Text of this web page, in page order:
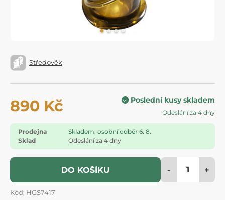
Středověk
890 Kč Poslední kusy skladem
Odeslání za 4 dny
Prodejna
Skladem, osobní odběr 6. 8.
Sklad
Odeslání za 4 dny
DO KOŠÍKU - +
Kód: HGS7417